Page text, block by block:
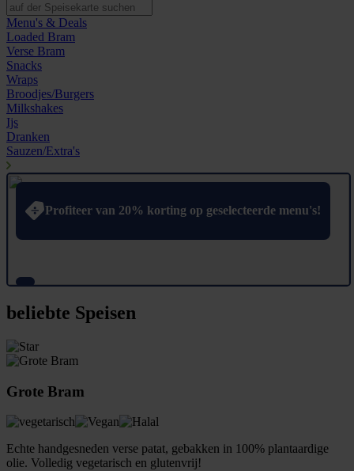
Menu's & Deals
Loaded Bram
Verse Bram
Snacks
Wraps
Broodjes/Burgers
Milkshakes
Ijs
Dranken
Sauzen/Extra's
Profiteer van 20% korting op geselecteerde menu's!
beliebte Speisen
Grote Bram
Echte handgesneden verse patat, gebakken in 100% plantaardige
olie. Volledig vegetarisch en glutenvrij!